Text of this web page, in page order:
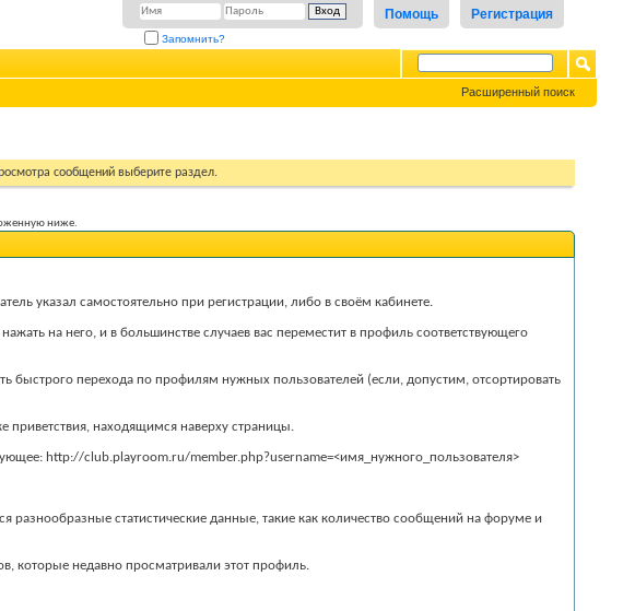
Регистрация
Помощь
Запомнить?
Расширенный поиск
сообщений выберите раздел.
ниже.
указал самостоятельно при регистрации, либо в своём кабинете.
на него, и в большинстве случаев вас переместит в профиль соответствующего
быстрого перехода по профилям нужных пользователей (если, допустим, отсортировать
находящимся наверху страницы.
http://club.playroom.ru/member.php?username=<имя_нужного_пользователя>
разнообразные статистические данные, такие как количество сообщений на форуме и
которые недавно просматривали этот профиль.